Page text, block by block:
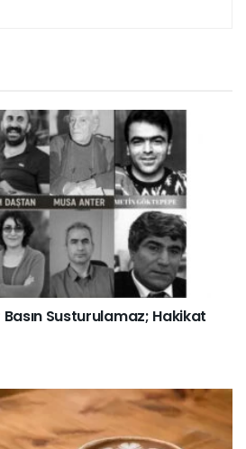
Basın Susturulamaz; Hakikat